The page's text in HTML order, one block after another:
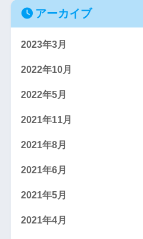
アーカイブ
2023年3月
2022年10月
2022年5月
2021年11月
2021年8月
2021年6月
2021年5月
2021年4月